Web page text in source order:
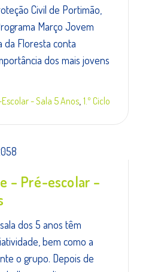
Civil de Portimão,
Março Jovem
da Floresta conta
dos mais jovens
- Sala 5 Anos 1.º Ciclo
– Pré-escolar –
dos 5 anos têm
bem como a
o grupo. Depois de